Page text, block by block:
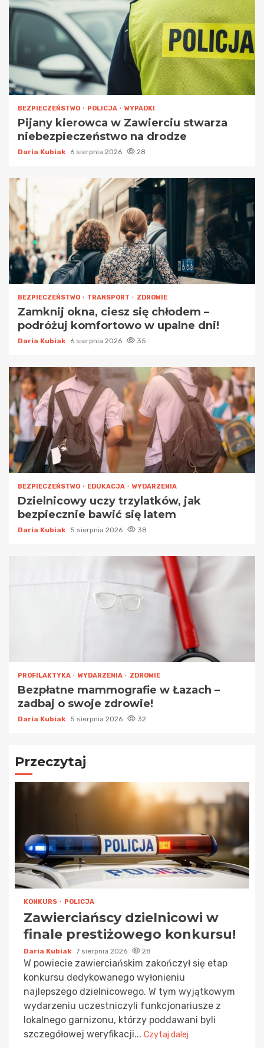
BEZPIECZEŃSTWO POLICJA WYPADKI
Pijany kierowca w Zawierciu stwarza
niebezpieczeństwo na drodze
Daria Kubiak 6 sierpnia 2026 28
BEZPIECZEŃSTWO TRANSPORT ZDROWIE
Zamknij okna, ciesz się chłodem –
podróżuj komfortowo w upalne dni!
Daria Kubiak 6 sierpnia 2026 35
BEZPIECZEŃSTWO EDUKACJA WYDARZENIA
Dzielnicowy uczy trzylatków, jak
bezpiecznie bawić się latem
Daria Kubiak 5 sierpnia 2026 38
PROFILAKTYKA WYDARZENIA ZDROWIE
Bezpłatne mammografie w Łazach –
zadbaj o swoje zdrowie!
Daria Kubiak 5 sierpnia 2026 32
Przeczytaj
KONKURS POLICJA
Zawierciańscy dzielnicowi w
finale prestiżowego konkursu!
Daria Kubiak 7 sierpnia 2026 28
W powiecie zawierciańskim zakończył się etap
konkursu dedykowanego wyłonieniu
najlepszego dzielnicowego. W tym wyjątkowym
wydarzeniu uczestniczyli funkcjonariusze z
lokalnego garnizonu, którzy poddawani byli
szczegółowej weryfikacji... Czytaj dalej